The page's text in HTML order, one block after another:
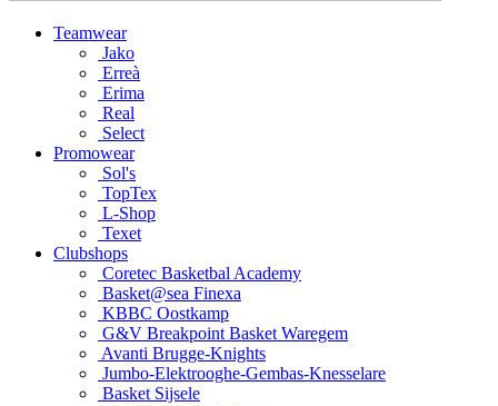
Teamwear
Jako
Erreà
Erima
Real
Select
Promowear
Sol's
TopTex
L-Shop
Texet
Clubshops
Coretec Basketbal Academy
Basket@sea Finexa
KBBC Oostkamp
G&V Breakpoint Basket Waregem
Avanti Brugge-Knights
Jumbo-Elektrooghe-Gembas-Knesselare
Basket Sijsele